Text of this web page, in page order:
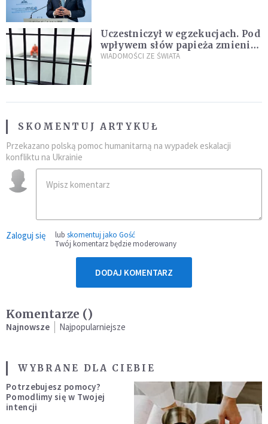
Uczestniczył w egzekucjach. Pod
wpływem słów papieża zmienił
zdanie
WIADOMOŚCI ZE ŚWIATA
SKOMENTUJ ARTYKUŁ
Przekazano polską pomoc humanitarną na wypadek eskalacji
konfliktu na Ukrainie
Zaloguj się lub skomentuj jako Gość
Twój komentarz będzie moderowany
DODAJ KOMENTARZ
Komentarze ()
Najnowsze Najpopularniejsze
WYBRANE DLA CIEBIE
Potrzebujesz pomocy?
Pomodlimy się w Twojej
intencji